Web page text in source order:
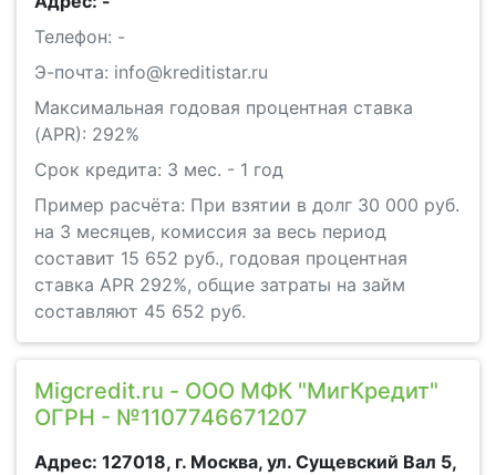
Телефон: -
Э-почта: info@kreditistar.ru
Максимальная годовая процентная ставка
(APR): 292%
Срок кредита: 3 мес. - 1 год
Пример расчёта: При взятии в долг 30 000 руб.
на 3 месяцев, комиссия за весь период
составит 15 652 руб., годовая процентная
ставка APR 292%, общие затраты на займ
составляют 45 652 руб.
Migcredit.ru - ООО МФК "МигКредит"
ОГРН - №1107746671207
Адрес: 127018, г. Москва, ул. Сущевский Вал 5,